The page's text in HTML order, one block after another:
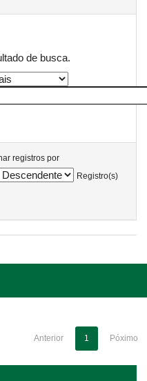
de busca.
registros por
Registro(s)
Anterior 1 Póximo